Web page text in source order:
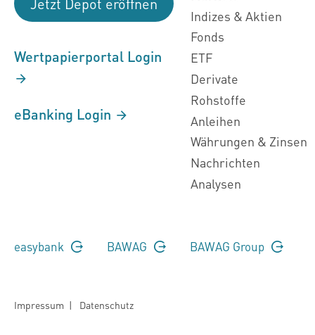
Wertpapierportal Login
eBanking Login
Indizes & Aktien
Fonds
ETF
Derivate
Rohstoffe
Anleihen
Währungen & Zinsen
Nachrichten
Analysen
easybank BAWAG BAWAG Group
Impressum | Datenschutz